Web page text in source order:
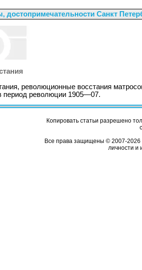
достопримечательности Санкт
революционные восстания
период революции 1905—07.
Копировать статьи разрешено
Все права защищены © 2007-2026
личности и